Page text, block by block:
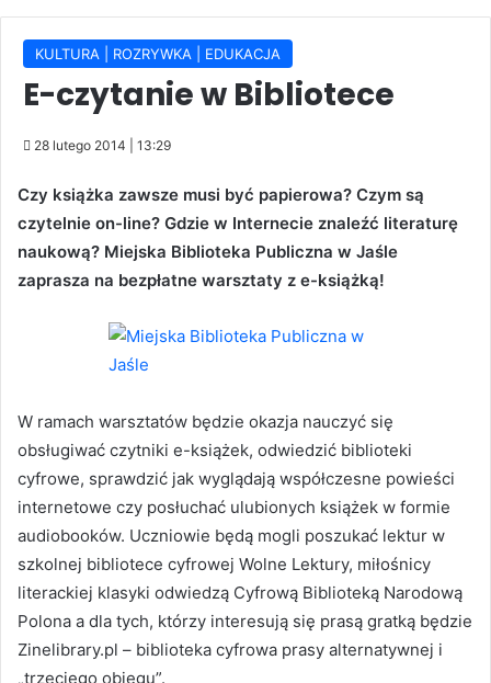
KULTURA | ROZRYWKA | EDUKACJA
E-czytanie w Bibliotece
28 lutego 2014 | 13:29
Czy książka zawsze musi być papierowa? Czym są
czytelnie on-line? Gdzie w Internecie znaleźć literaturę
naukową? Miejska Biblioteka Publiczna w Jaśle
zaprasza na bezpłatne warsztaty z e-książką!
W ramach warsztatów będzie okazja nauczyć się
obsługiwać czytniki e-książek, odwiedzić biblioteki
cyfrowe, sprawdzić jak wyglądają współczesne powieści
internetowe czy posłuchać ulubionych książek w formie
audiobooków. Uczniowie będą mogli poszukać lektur w
szkolnej bibliotece cyfrowej Wolne Lektury, miłośnicy
literackiej klasyki odwiedzą Cyfrową Biblioteką Narodową
Polona a dla tych, którzy interesują się prasą gratką będzie
Zinelibrary.pl – biblioteka cyfrowa prasy alternatywnej i
„trzeciego obiegu”.